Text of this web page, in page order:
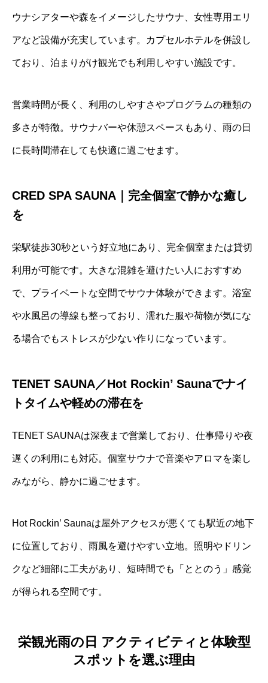
ウナシアターや森をイメージしたサウナ、女性専用エリ
アなど設備が充実しています。カプセルホテルを併設し
ており、泊まりがけ観光でも利用しやすい施設です。
営業時間が長く、利用のしやすさやプログラムの種類の
多さが特徴。サウナバーや休憩スペースもあり、雨の日
に長時間滞在しても快適に過ごせます。
CRED SPA SAUNA｜完全個室で静かな癒し
を
栄駅徒歩30秒という好立地にあり、完全個室または貸切
利用が可能です。大きな混雑を避けたい人におすすめ
で、プライベートな空間でサウナ体験ができます。浴室
や水風呂の導線も整っており、濡れた服や荷物が気にな
る場合でもストレスが少ない作りになっています。
TENET SAUNA／Hot Rockin’ Saunaでナイ
トタイムや軽めの滞在を
TENET SAUNAは深夜まで営業しており、仕事帰りや夜
遅くの利用にも対応。個室サウナで音楽やアロマを楽し
みながら、静かに過ごせます。
Hot Rockin’ Saunaは屋外アクセスが悪くても駅近の地下
に位置しており、雨風を避けやすい立地。照明やドリン
クなど細部に工夫があり、短時間でも「ととのう」感覚
が得られる空間です。
栄観光雨の日 アクティビティと体験型
スポットを選ぶ理由